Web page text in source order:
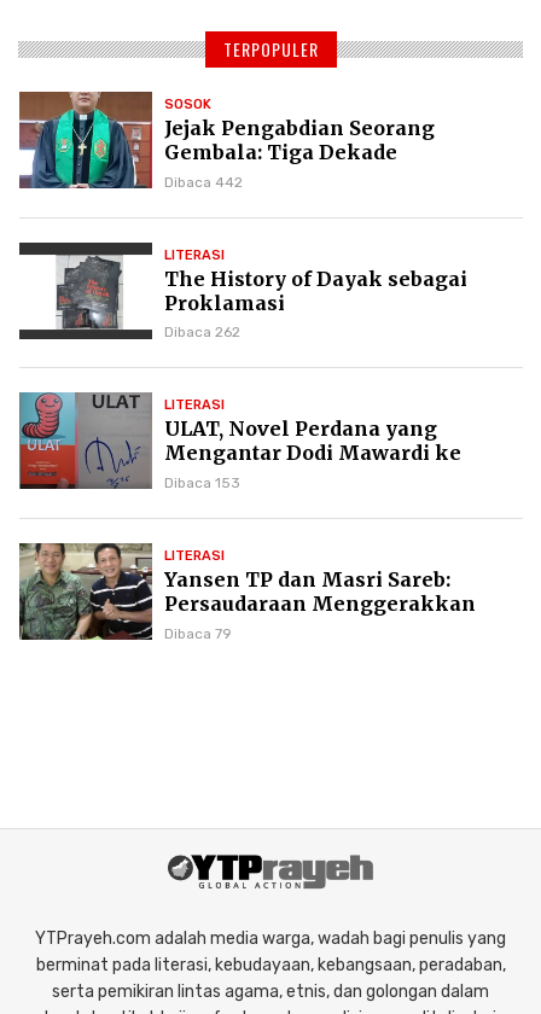
TERPOPULER
SOSOK
Jejak Pengabdian Seorang
Gembala: Tiga Dekade
Kepemimpinan Pdt. Dr. Yulius
Dibaca 442
LITERASI
The History of Dayak sebagai
Proklamasi
Dibaca 262
LITERASI
ULAT, Novel Perdana yang
Mengantar Dodi Mawardi ke
Puncak Karier Kepenulisan
Dibaca 153
LITERASI
Yansen TP dan Masri Sareb:
Persaudaraan Menggerakkan
Literasi Borneo
Dibaca 79
YTPrayeh.com adalah media warga, wadah bagi penulis yang
berminat pada literasi, kebudayaan, kebangsaan, peradaban,
serta pemikiran lintas agama, etnis, dan golongan dalam